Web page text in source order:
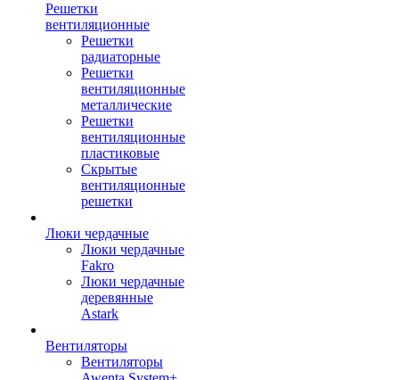
Решетки
вентиляционные
Решетки
радиаторные
Решетки
вентиляционные
металлические
Решетки
вентиляционные
пластиковые
Скрытые
вентиляционные
решетки
Люки чердачные
Люки чердачные
Fakro
Люки чердачные
деревянные
Astark
Вентиляторы
Вентиляторы